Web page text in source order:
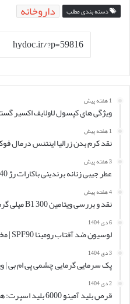
دسته بندی مطلب داروخانه
1 هفته پیش
ویژگی های کپسول لاولایف اکسیر
1 هفته پیش
نقد کرم بدن زرالیا اینتنس
3 هفته پیش
عطر جیبی زنانه برندینی باکارات رژ 540 | بررسی کامل ویژگی ها
4 هفته پیش
نقد و بررسی ویتامین B1 300 میلی گرم شفا | مزایا و عوارض
6 دی 1404
لوسیون ضد آفتاب رومینا SPF90 | مخصوص پوست چرب (مات و فاقد چربی)
3 دی 1404
پک سرمایی گرمایی چشمی پی ام بی |
2 دی 1404
قرص بلید آمینو 6000 بلید اسپرت: هر آنچه از ویژگی‌ها باید بدانید